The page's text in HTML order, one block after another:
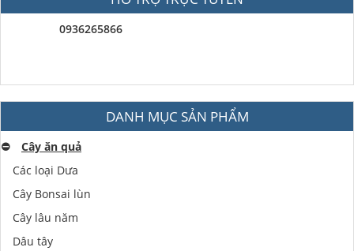
0936265866
DANH MỤC SẢN PHẨM
⛔️
Cây ăn quả
Các loại Dưa
Cây Bonsai lùn
Cây lâu năm
Dâu tây